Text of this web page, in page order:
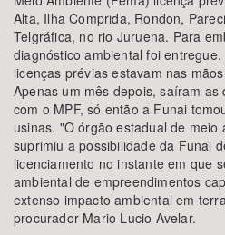
Alta, Ilha Comprida, Rondon,
Telgráfica, no rio Juruena. Para
diagnóstico ambiental foi
licenças prévias estavam nas
Apenas um mês depois, saíram as
com o MPF, só então a Funai
usinas. "O órgão estadual de meio
suprimiu a possibilidade da Funai
licenciamento no instante em que
ambiental de empreendimentos
extenso impacto ambiental em
procurador Mario Lucio Avelar.